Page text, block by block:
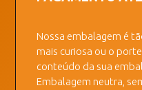
Nossa embalagem é
mais curiosa ou o
conteúdo da sua
Embalagem neutra,